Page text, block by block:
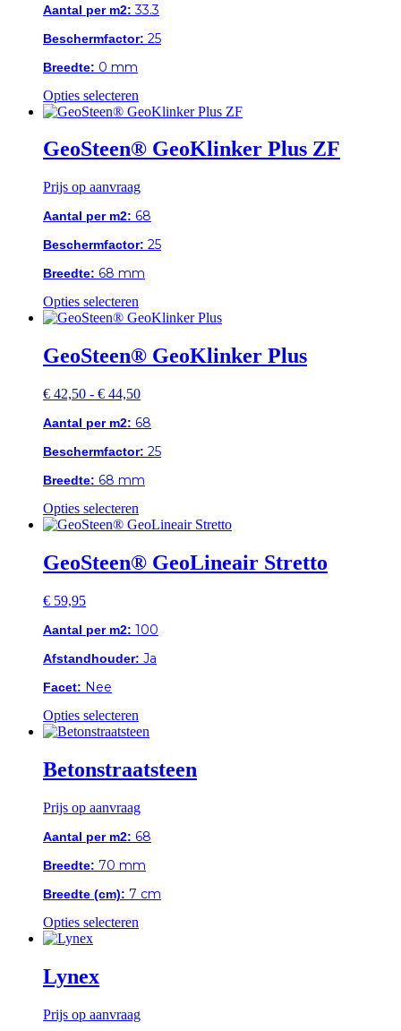
gekozen
worden
op
Aantal per m2: 33.3
Beschermfactor: 25
Breedte: 0 mm
Opties selecteren
product
meerdere
variaties.
optie
kan
gekozen
worden
op
de
GeoSteen® GeoKlinker Plus ZF
Prijs op aanvraag
Aantal per m2: 68
Beschermfactor: 25
Breedte: 68 mm
Opties selecteren
product
meerdere
variaties.
optie
gekozen
worden
op
de
GeoSteen® GeoKlinker Plus
€ 42,50 - € 44,50Prijsklasse:
tot
Aantal per m2: 68
Beschermfactor: 25
Breedte: 68 mm
Opties selecteren
product
meerdere
variaties.
gekozen
worden
op
GeoSteen® GeoLineair Stretto
€ 59,95
Aantal per m2: 100
Afstandhouder: Ja
Facet: Nee
Opties selecteren
product
meerdere
variaties.
optie
gekozen
worden
op
de
Betonstraatsteen
Prijs op aanvraag
Aantal per m2: 68
Breedte: 70 mm
Breedte (cm): 7 cm
Opties selecteren
optie
Lynex
Prijs op aanvraag